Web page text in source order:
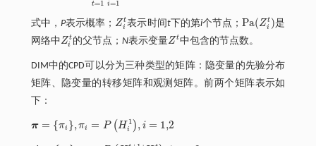
t=1 i=1
式中， P表示概率； Zt
i
Zit表示时间t下的第i个节点；Pa(Zt
i )
Pa(Zit)
是
网络中 Zt
i
Zit 的父节点； N表示变量Z t
Zt 中包含的节点数。
DIM中的CPD可以分为三种类型的矩阵：隐变量的先验分布
矩阵、隐变量的转移矩阵和观测矩阵。前两个矩阵表示如
下：
π = {πi },πi = P (H 1
i ), i = 1,2
π= πi, π i=P Hi1,i =1,2